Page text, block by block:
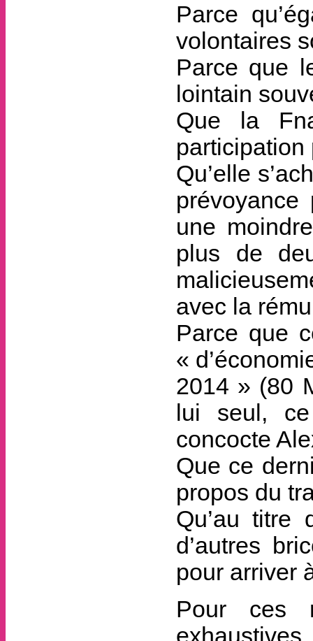
Parce
volontaires
Parce que
lointain
Que la
participation
Qu’elle
une
plus de
avec la
Parce que
«
2014 » (80
lui seul,
concocte
Que ce
propos du
Qu’au titre
d’autres
pour arriver
Pour ces